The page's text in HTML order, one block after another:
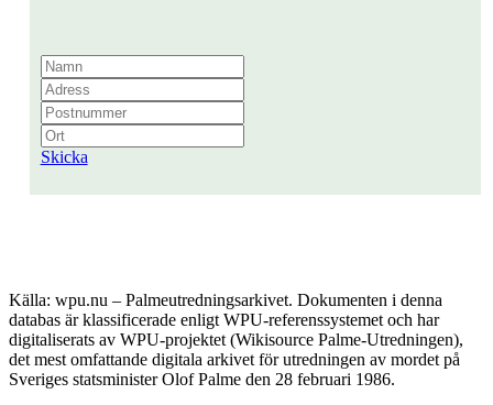
Skicka
Källa: wpu.nu – Palmeutredningsarkivet. Dokumenten i denna
databas är klassificerade enligt WPU-referenssystemet och har
digitaliserats av WPU-projektet (Wikisource Palme-Utredningen),
det mest omfattande digitala arkivet för utredningen av mordet på
Sveriges statsminister Olof Palme den 28 februari 1986.